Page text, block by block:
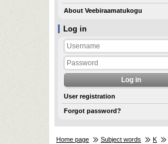
Log in
User registration
Forgot password?
About Veebiraamatukogu
Home page Subject words K